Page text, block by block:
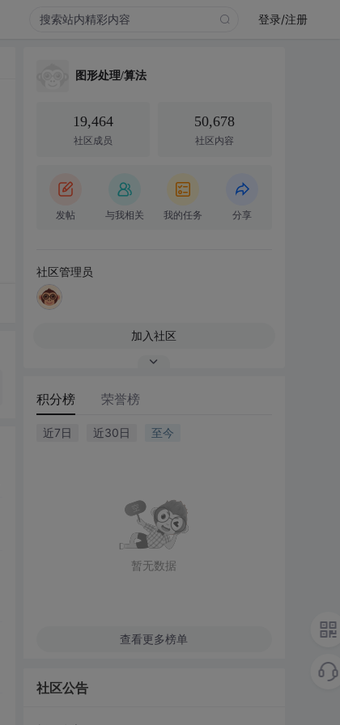
登录/注册
图形处理/算法
19,464
社区成员
50,678
社区内容
发帖 与我相关 我的任务 分享
社区管理员
加入社区
积分榜 荣誉榜
近7日 近30日 至今
暂无数据
查看更多榜单
社区公告